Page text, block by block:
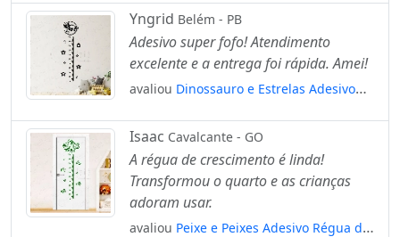
de Altura para Quarto, Porta e Parede
Mod:208
Yngrid Belém - PB
Adesivo super fofo! Atendimento
excelente e a entrega foi rápida. Amei!
avaliou Dinossauro e Estrelas Adesivo
de Altura para Quarto, Porta e Parede
Mod:34
Isaac Cavalcante - GO
A régua de crescimento é linda!
Transformou o quarto e as crianças
adoram usar.
avaliou Peixe e Peixes Adesivo Régua de